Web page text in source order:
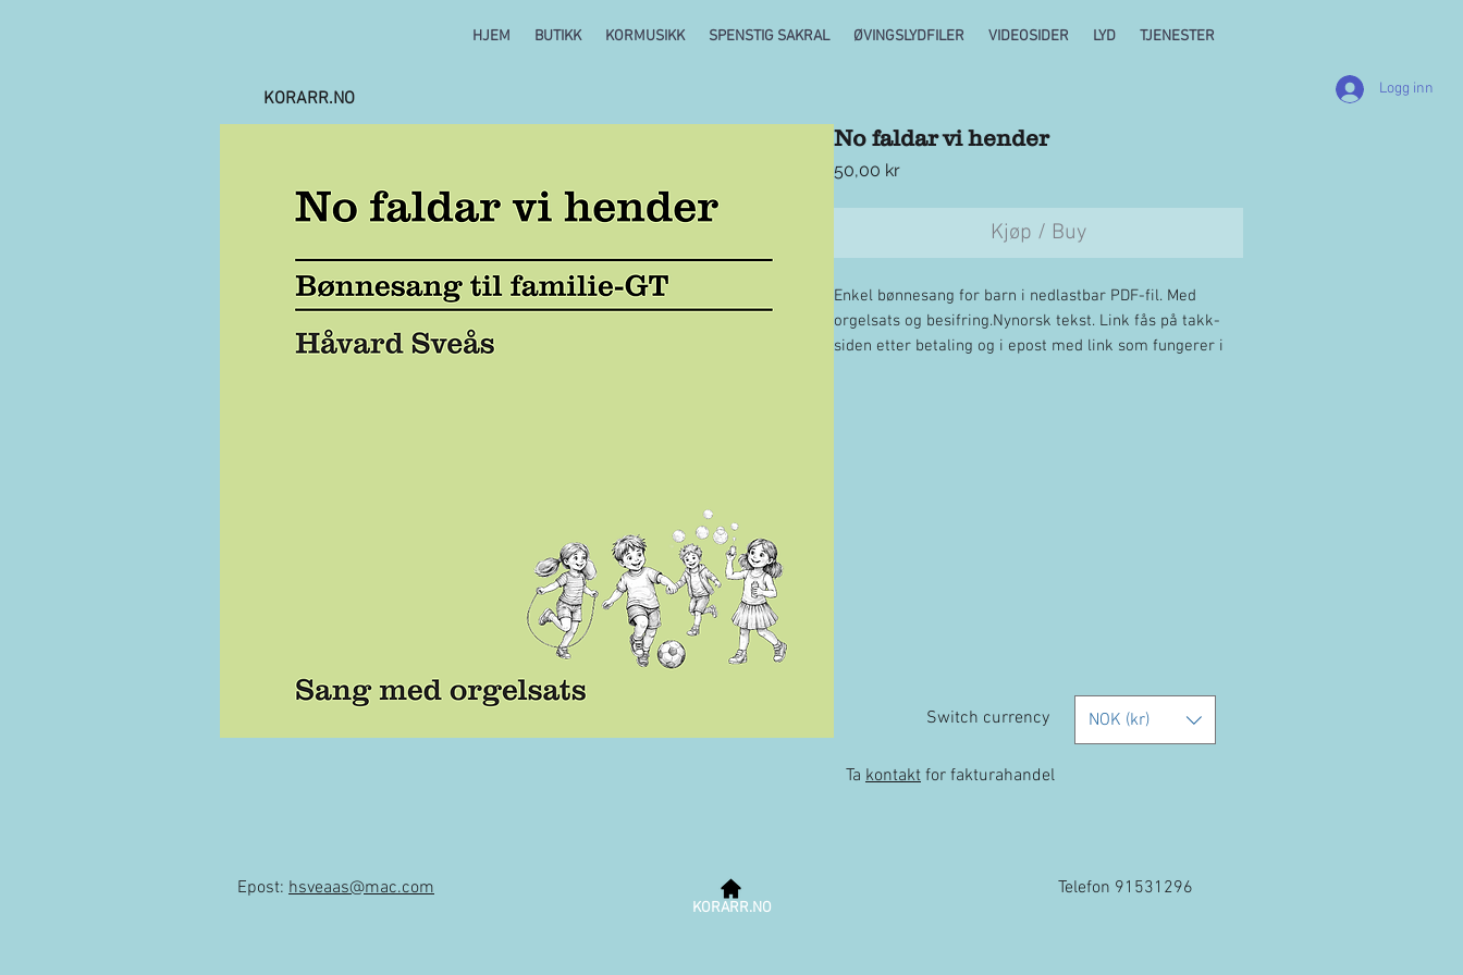
HJEM BUTIKK KORMUSIKK SPENSTIG SAKRAL ØVINGSLYDFILER VIDEOSIDER LYD TJENESTER
KORARR.NO Logg inn
No faldar vi hender
50,00 krPris
Kjøp / Buy
Enkel bønnesang for barn i nedlastbar PDF-fil. Med
orgelsats og besifring.Nynorsk tekst. Link fås på takk-
siden etter betaling og i epost med link som fungerer i
NOK (kr)
Switch currency
Ta kontakt for fakturahandel
KORARR.NO
Epost: hsveaas@mac.com Telefon 91531296